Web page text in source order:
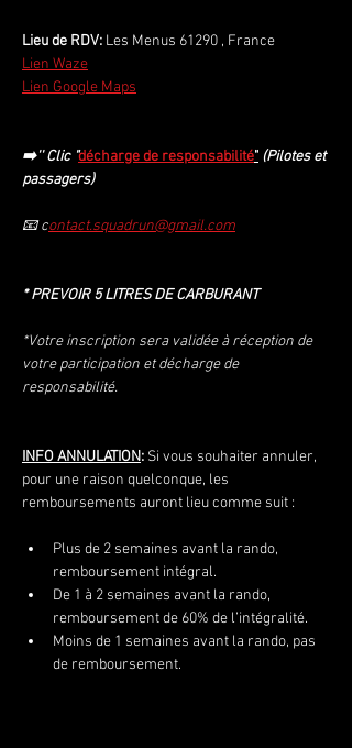
Lieu de RDV: Les Menus 61290 , France
Lien Waze
Lien Google Maps
➡️'' Clic "décharge de responsabilité" (Pilotes et
passagers)
📧 contact.squadrun@gmail.com
* PREVOIR 5 LITRES DE CARBURANT
*Votre inscription sera validée à réception de
votre participation et décharge de
responsabilité.
INFO ANNULATION: Si vous souhaiter annuler,
pour une raison quelconque, les
remboursements auront lieu comme suit :
Plus de 2 semaines avant la rando,
remboursement intégral.
De 1 à 2 semaines avant la rando,
remboursement de 60% de l’intégralité.
Moins de 1 semaines avant la rando, pas
de remboursement.